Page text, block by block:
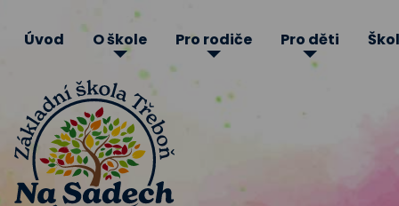
Úvod O škole Pro rodiče Pro děti